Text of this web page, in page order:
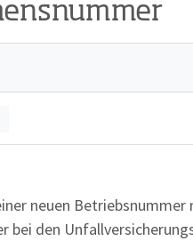
neuen
bei den